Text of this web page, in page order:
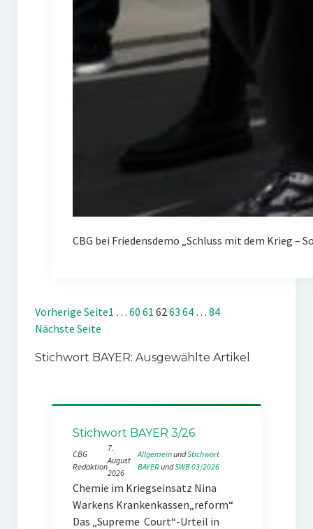
CBG bei Friedensdemo „Schluss mit dem Krieg
Vorherige Seite1 … 60 61 62 63 64 … 84
Nächste Seite
Stichwort BAYER: Ausgewählte Artikel
Stichwort BAYER 3/26
CBG
Redaktion
7.
August
2026
Allgemein und Stichwort
BAYER und SWB 03/2026
Chemie im Kriegseinsatz Nina
Warkens Krankenkassen„reform“
Das „Supreme Court“-Urteil in